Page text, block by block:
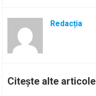
Redacția
Citește alte articole